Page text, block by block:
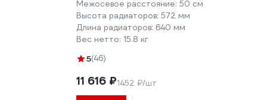
Межосевое расстояние: 50 см
Высота радиаторов: 572 мм
Длина радиаторов: 640 мм
Вес нетто: 15.8 кг
5(46)
11 616 ₽1452 ₽/шт